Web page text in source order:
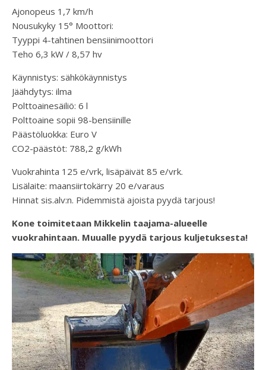
Ajonopeus 1,7 km/h
Nousukyky 15° Moottori:
Tyyppi 4-tahtinen bensiinimoottori
Teho 6,3 kW / 8,57 hv
Käynnistys: sähkökäynnistys
Jäähdytys: ilma
Polttoainesäiliö: 6 l
Polttoaine sopii 98-bensiinille
Päästöluokka: Euro V
CO2-päästöt: 788,2 g/kWh
Vuokrahinta 125 e/vrk, lisäpäivät 85 e/vrk.
Lisälaite: maansiirtokärry 20 e/varaus
Hinnat sis.alv:n. Pidemmistä ajoista pyydä tarjous!
Kone toimitetaan Mikkelin taajama-alueelle
vuokrahintaan. Muualle pyydä tarjous kuljetuksesta!